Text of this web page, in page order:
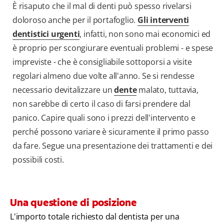
È risaputo che il mal di denti può spesso rivelarsi
doloroso anche per il portafoglio. Gli interventi
dentistici urgenti, infatti, non sono mai economici ed
è proprio per scongiurare eventuali problemi - e spese
impreviste - che è consigliabile sottoporsi a visite
regolari almeno due volte all'anno. Se si rendesse
necessario devitalizzare undentemalato, tuttavia,
non sarebbe di certo il caso di farsi prendere dal
panico. Capire quali sono i prezzi dell'intervento e
perché possono variare è sicuramente il primo passo
da fare. Segue una presentazione dei trattamenti e dei
possibili costi.
Una questione di posizione
L'importo totale richiesto dal dentista per una